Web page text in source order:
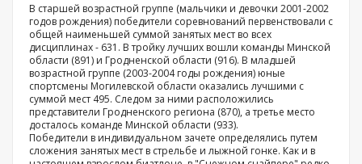
В старшей возрастной группе (мальчики и девочки 2001-2002
годов рождения) победители соревнований первенствовали с
общей наименьшей суммой занятых мест во всех
дисциплинах - 631. В тройку лучших вошли команды Минской
области (891) и Гродненской области (916). В младшей
возрастной группе (2003-2004 годы рождения) юные
спортсмены Могилевской области оказались лучшими с
суммой мест 495. Следом за ними расположились
представители Гродненского региона (870), а третье место
досталось команде Минской области (933).
Победители в индивидуальном зачете определялись путем
сложения занятых мест в стрельбе и лыжной гонке. Как и в